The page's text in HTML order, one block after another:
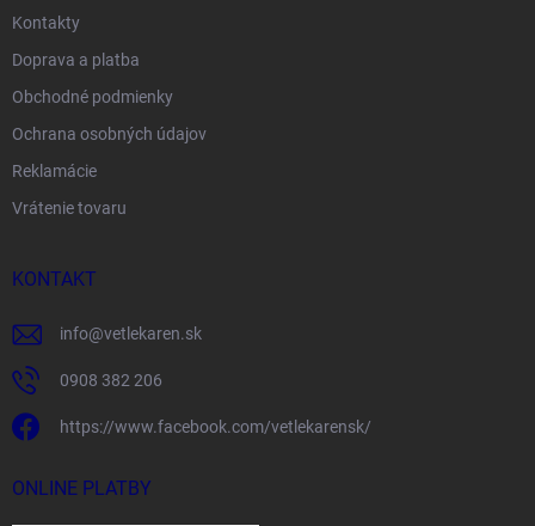
Kontakty
Doprava a platba
Obchodné podmienky
Ochrana osobných údajov
Reklamácie
Vrátenie tovaru
KONTAKT
info@vetlekaren.sk
0908 382 206
https://www.facebook.com/vetlekarensk/
ONLINE PLATBY